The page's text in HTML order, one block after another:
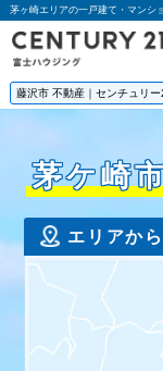
茅ヶ崎エリアの一戸建て・マンシ
藤沢市 不動産｜センチュリ
茅ケ崎
エリアか